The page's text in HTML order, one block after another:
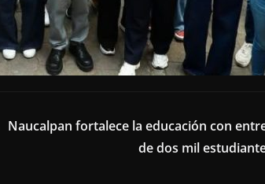
Naucalpan fortalece la educación con
de dos mil